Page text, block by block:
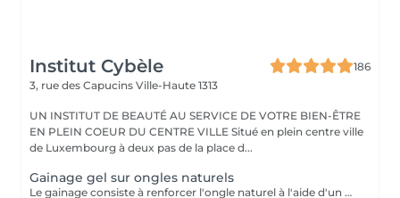
Institut Cybèle
186
3, rue des Capucins Ville-Haute 1313
UN INSTITUT DE BEAUTÉ AU SERVICE DE VOTRE BIEN-ÊTRE
EN PLEIN COEUR DU CENTRE VILLE Situé en plein centre ville
de Luxembourg à deux pas de la place d...
Gainage gel sur ongles naturels
Le gainage consiste à renforcer l'ongle naturel à l'aide d'un gel ou d'une base renforcée, sans rallongement. Il apporte solidité, tenue et un rendu soigné, tout en protégeant l'ongle des cassures.